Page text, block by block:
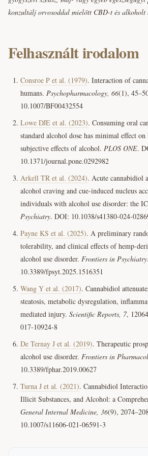
konzultálj orvosoddal mielőtt CBD-t és alkoholt
Felhasznált irodalom
Consroe P et al. (1979). Interaction of
humans. Psychopharmacology, 66(1),
10.1007/BF00432554
Lowe DJE et al. (2023). Consuming oral
standard alcohol dose has minimal effect
subjective effects of alcohol. PLOS ONE.
10.1371/journal.pone.0292982
Arkell TR et al. (2024). Acute cannabidiol
alcohol craving and cue-induced nucleus
individuals with alcohol use disorder: the
Psychiatry. DOI: 10.1038/s41380-024-
Payne KS et al. (2025). A preliminary
tolerability, and clinical effects of hemp-
alcohol use disorder. Frontiers in Psychiatry
10.3389/fpsyt.2025.1516351
Wang Y et al. (2017). Cannabidiol
steatosis, metabolic dysregulation,
mediated injury. Scientific Reports, 7,
017-10924-8
De Ternay J et al. (2019). Therapeutic
alcohol use disorder. Frontiers in
10.3389/fphar.2019.00627
Turna J et al. (2021). Cannabidiol
Illicit Substances, and Alcohol: a
General Internal Medicine, 36(9),
10.1007/s11606-021-06591-3